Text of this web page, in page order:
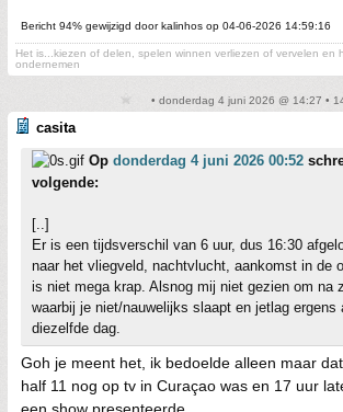
Bericht 94% gewijzigd door kalinhos op 04-06-2026 14:59:16
Het is...kiezen of delen, spelen winnen verliezen of vervelen en
ondernemen
• donderdag 4 juni 2026 @ 14:27 •
casita
Op donderdag 4 juni 2026 00:52
volgende:
[..]
Er is een tijdsverschil van 6 uur, dus 16:30
naar het vliegveld, nachtvlucht, aankomst in de
is niet mega krap. Alsnog mij niet gezien om na
waarbij je niet/nauwelijks slaapt en jetlag ergens
diezelfde dag.
Goh je meent het, ik bedoelde alleen maar
half 11 nog op tv in Curaçao was en 17 uur